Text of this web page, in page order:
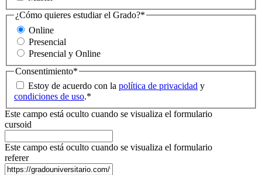
¿Cómo quieres estudiar el Grado?*
Online
Presencial
Presencial y Online
Consentimiento*
Estoy de acuerdo con la política de privacidad y
condiciones de uso.*
Este campo está oculto cuando se visualiza el formulario
cursoid
Este campo está oculto cuando se visualiza el formulario
referer